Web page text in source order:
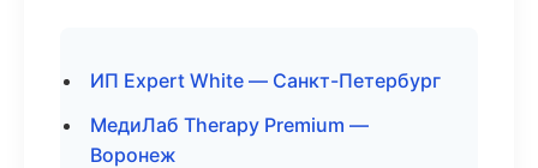
ИП Expert White — Санкт-Петербург
МедиЛаб Therapy Premium —
Воронеж